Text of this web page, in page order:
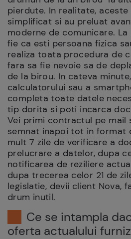
pierdute. In realitate,
simplificat si au preluat
moderne de comunicare. La
fie ca esti persoana fizica
realiza toata procedura de
fara sa fie nevoie sa de
de la birou. In cateva
calculatorului sau a
completa toate datele
tip dorita si poti incarca
Vei primi contractul pe mail
semnat inapoi tot in format
mult 7 zile de verificare a
prelucrare a datelor, dupa
notificarea de reziliere
dupa trecerea celor 21 de
legislatie, devii client Nova,
drum inutil.
Ce se intampla
oferta actualului